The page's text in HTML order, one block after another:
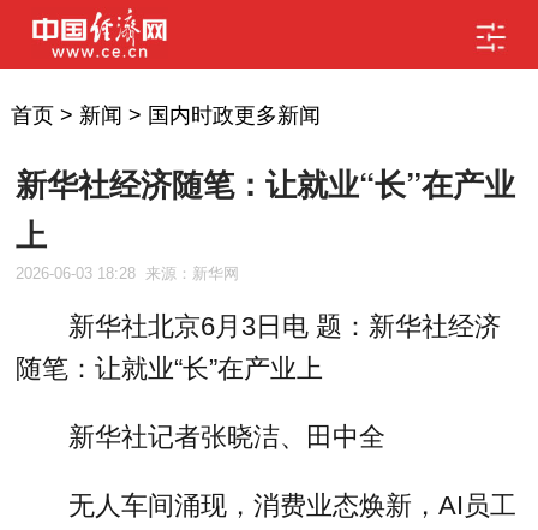
首页> 新闻 > 国内时政更多新闻
新华社经济随笔：让就业“长”在产业
上
2026-06-03 18:28 来源：新华网
新华社北京6月3日电 题：新华社经济
随笔：让就业“长”在产业上
新华社记者张晓洁、田中全
无人车间涌现，消费业态焕新，AI员工